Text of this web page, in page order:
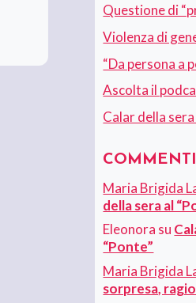
Questione di
Violenza di
“Da persona a
Ascolta il
Calar della sera
Maria Brigida
della sera al
Eleonora su
“Ponte”
Maria Brigida
sorpresa,